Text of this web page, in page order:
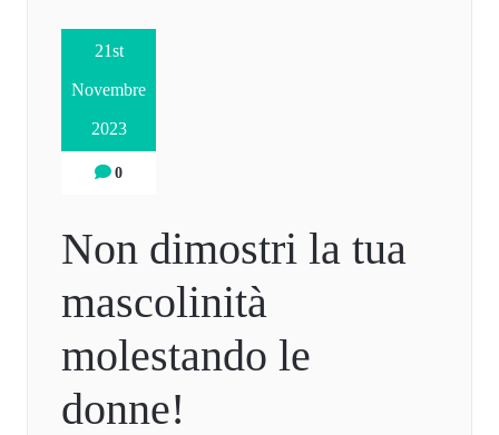
21st
Novembre
2023
0
Non dimostri la tua
mascolinità
molestando le
donne!